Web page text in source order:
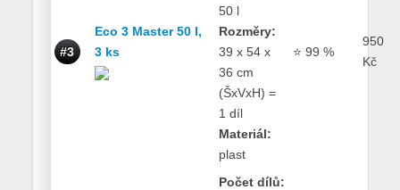
#3
Eco 3 Master 50 l,
3 ks
50 l
Rozměry:
39 x 54 x
36 cm
(ŠxVxH) =
1 díl
Materiál:
plast
⭐ 99 %
950
Kč
Počet dílů: